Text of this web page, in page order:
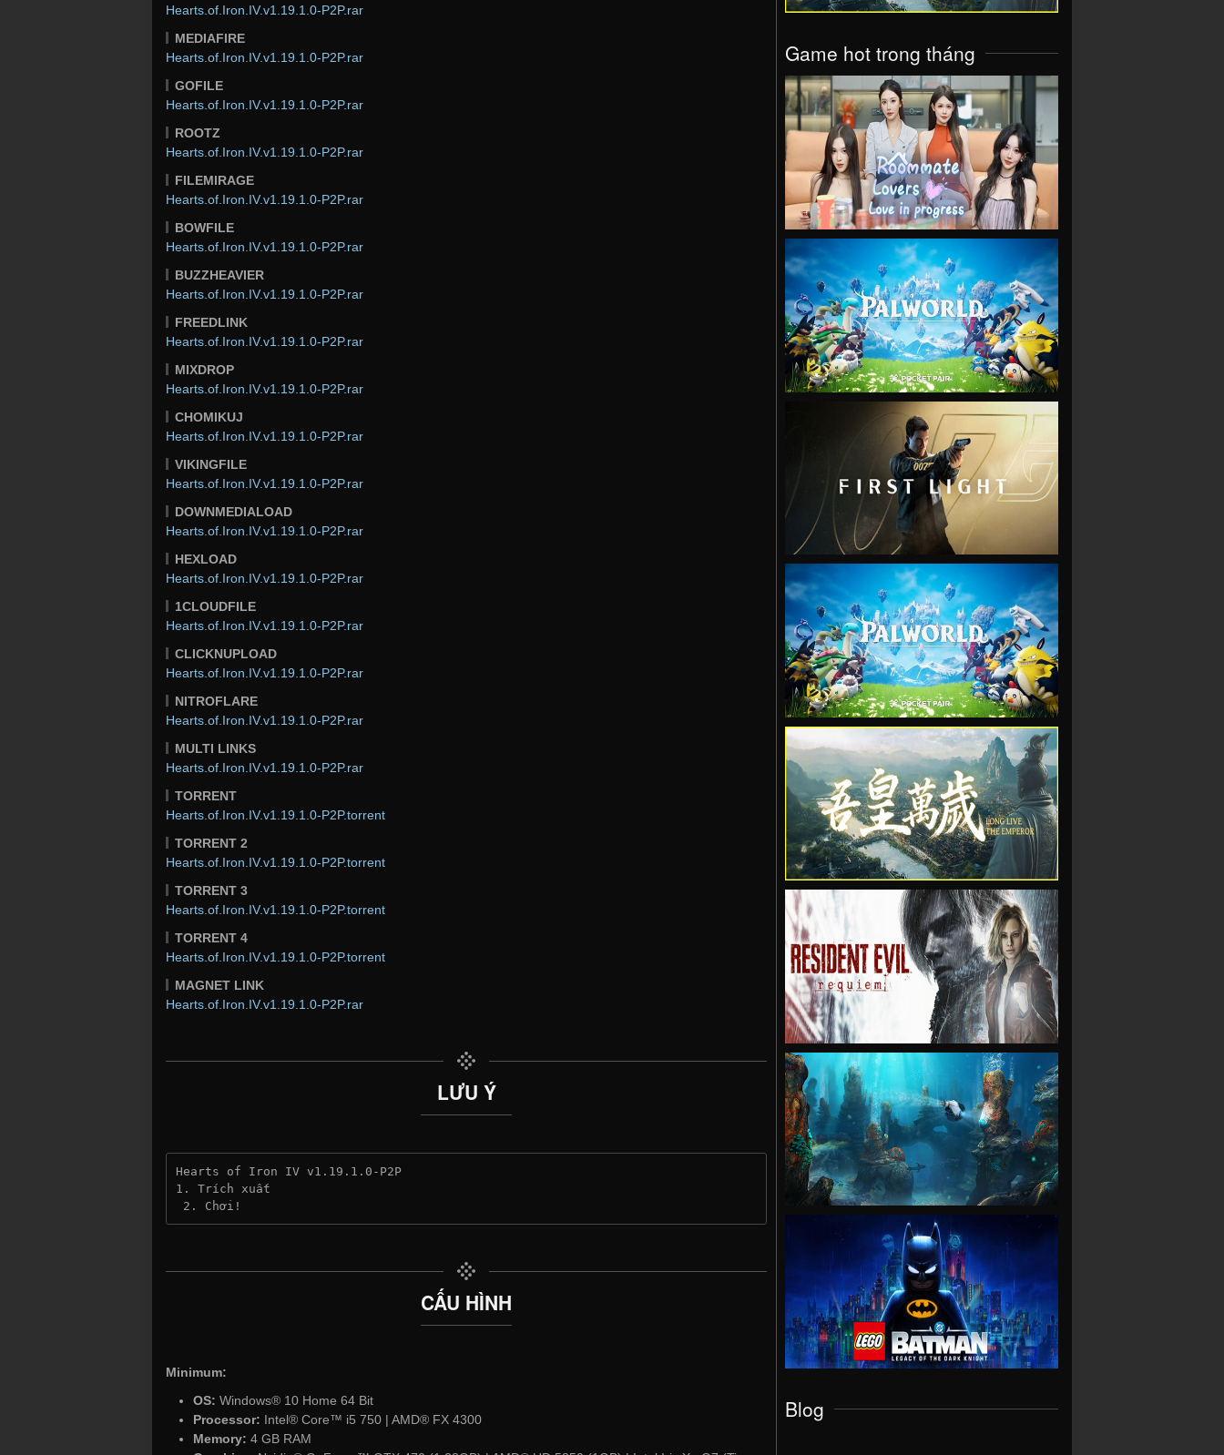
Hearts.of.Iron.IV.v1.19.1.0-P2P.rar
MEDIAFIRE
Hearts.of.Iron.IV.v1.19.1.0-P2P.rar
GOFILE
Hearts.of.Iron.IV.v1.19.1.0-P2P.rar
ROOTZ
Hearts.of.Iron.IV.v1.19.1.0-P2P.rar
FILEMIRAGE
Hearts.of.Iron.IV.v1.19.1.0-P2P.rar
BOWFILE
Hearts.of.Iron.IV.v1.19.1.0-P2P.rar
BUZZHEAVIER
Hearts.of.Iron.IV.v1.19.1.0-P2P.rar
FREEDLINK
Hearts.of.Iron.IV.v1.19.1.0-P2P.rar
MIXDROP
Hearts.of.Iron.IV.v1.19.1.0-P2P.rar
CHOMIKUJ
Hearts.of.Iron.IV.v1.19.1.0-P2P.rar
VIKINGFILE
Hearts.of.Iron.IV.v1.19.1.0-P2P.rar
DOWNMEDIALOAD
Hearts.of.Iron.IV.v1.19.1.0-P2P.rar
HEXLOAD
Hearts.of.Iron.IV.v1.19.1.0-P2P.rar
1CLOUDFILE
Hearts.of.Iron.IV.v1.19.1.0-P2P.rar
CLICKNUPLOAD
Hearts.of.Iron.IV.v1.19.1.0-P2P.rar
NITROFLARE
Hearts.of.Iron.IV.v1.19.1.0-P2P.rar
MULTI LINKS
Hearts.of.Iron.IV.v1.19.1.0-P2P.rar
TORRENT
Hearts.of.Iron.IV.v1.19.1.0-P2P.torrent
TORRENT 2
Hearts.of.Iron.IV.v1.19.1.0-P2P.torrent
TORRENT 3
Hearts.of.Iron.IV.v1.19.1.0-P2P.torrent
TORRENT 4
Hearts.of.Iron.IV.v1.19.1.0-P2P.torrent
MAGNET LINK
Hearts.of.Iron.IV.v1.19.1.0-P2P.rar
LƯU Ý
Hearts of Iron IV v1.19.1.0-P2P
1. Trích xuất
2. Chơi!
CẤU HÌNH
Minimum:
OS: Windows® 10 Home 64 Bit
Processor: Intel® Core™ i5 750 | AMD® FX 4300
Memory: 4 GB RAM
Game hot trong tháng
VIEW
VIEW
VIEW
VIEW
VIEW
VIEW
VIEW
VIEW
Blog